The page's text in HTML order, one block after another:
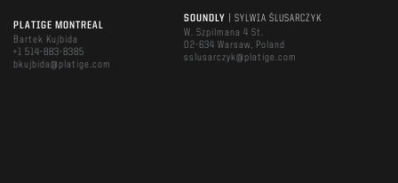
PLATIGE MONTREAL
Bartek Kujbida
+1 514-883-8385
bkujbida@platige.com
SOUNDLY
| SYLWIA ŚLUSARCZYK
W. Szpilmana 4 St.
02-634 Warsaw, Poland
sslusarczyk@platige.com